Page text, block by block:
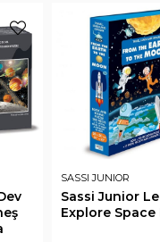
SASSI JUNIOR
Sassi Junior
Explore Space